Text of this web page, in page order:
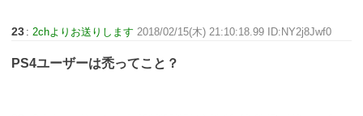
23 : 2chよりお送りします 2018/02/15(木) 21:10:18.99 ID:NY2j8Jwf0
PS4ユーザーは禿ってこと？